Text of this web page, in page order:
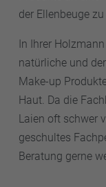
der Ellenbeuge
In Ihrer
natürliche und
Make-up
Haut. Da die
Laien oft schwer
geschultes
Beratung gerne